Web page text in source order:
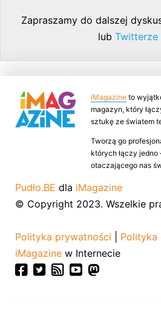
Zapraszamy do dalszej
lub Twitterze
iMagazine to
magazyn, który
sztukę ze światem
Tworzą go
których łączy jedno
otaczającego nas
Pudło.BE dla iMagazine
© Copyright 2023. Wszelkie
Polityka prywatności
Polityka
iMagazine w Internecie